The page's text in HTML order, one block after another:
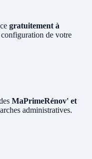
gratuitement à
de votre
MaPrimeRénov' et
administratives.